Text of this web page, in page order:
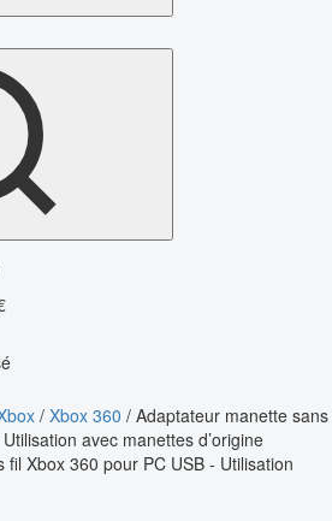
/ Xbox 360 / Adaptateur manette sans
avec manettes d’origine